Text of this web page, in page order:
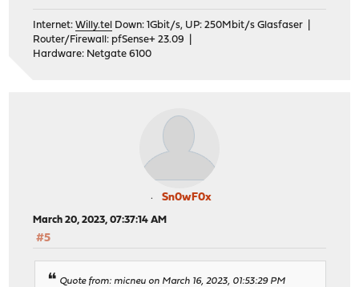
Internet:Willy.tel
Down: 1Gbit/s, UP: 250Mbit/s Glasfaser |
Router/Firewall: pfSense+ 23.09 |
Hardware: Netgate 6100
Sn0wF0x
March 20, 2023, 07:37:14 AM
#5
Quote from: micneu on March 16, 2023, 01:53:29 PM